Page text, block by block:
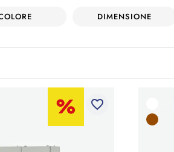
DIMENSIONE
favorite_border